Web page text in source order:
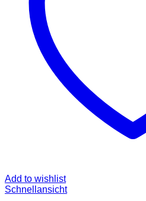
Add to wishlist
Schnellansicht